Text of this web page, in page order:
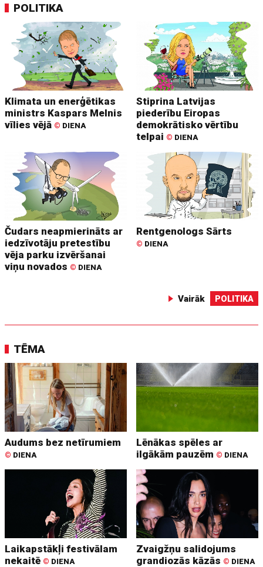
POLITIKA
Klimata un enerģētikas
ministrs Kaspars Melnis
vīlies vējā © DIENA
Stiprina Latvijas
piederību Eiropas
demokrātisko vērtību
telpai © DIENA
Čudars neapmierināts ar
iedzīvotāju pretestību
vēja parku izvēršanai
viņu novados © DIENA
Rentgenologs Sārts
© DIENA
Vairāk POLITIKA
TĒMA
Audums bez netīrumiem
© DIENA
Lēnākas spēles ar
ilgākām pauzēm © DIENA
Laikapstākļi festivālam
nekaitē © DIENA
Zvaigžņu salidojums
grandiozās kāzās © DIENA